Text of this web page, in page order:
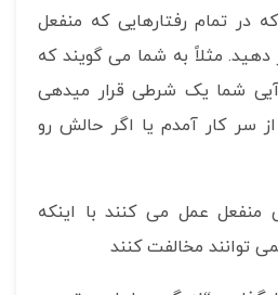
در تمام رفتارهایی که منفعل
مثلاً به شما می گویند که
شما یک شرطی قرار میدهی
سر کار آمدم یا اگر حالش رو
منفعل عمل می کنند با اینکه
توانند مخالفت کنند